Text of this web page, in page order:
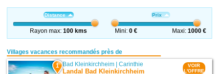
Distance
Rayon max:100 kms
Prix
Mini:0 € Maxi: 1000 €
Villages vacances recommandés près de
1 Bad Kleinkirchheim |Carinthie
Landal Bad Kleinkirchheim
VOIR
L'OFFRE